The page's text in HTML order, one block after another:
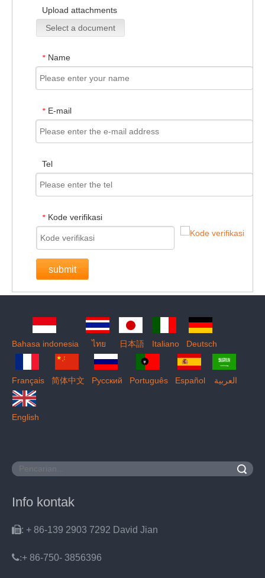
Upload attachments
Select a document
* Name
* E-mail
Tel
* Kode verifikasi
submit
Bahasa indonesia ไทย 日本語 Italiano Deutsch
Français 简体中文 Pусский Português Español العربية
English
Info kontak
: + 86-139 2903 7292 David Jian
:+ 86-750- 3856396